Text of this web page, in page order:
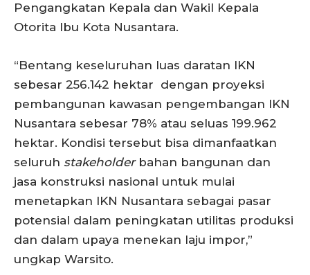
Pengangkatan Kepala dan Wakil Kepala
Otorita Ibu Kota Nusantara.
“Bentang keseluruhan luas daratan IKN
sebesar 256.142 hektar dengan proyeksi
pembangunan kawasan pengembangan IKN
Nusantara sebesar 78% atau seluas 199.962
hektar. Kondisi tersebut bisa dimanfaatkan
seluruh stakeholderbahan bangunan dan
jasa konstruksi nasional untuk mulai
menetapkan IKN Nusantara sebagai pasar
potensial dalam peningkatan utilitas produksi
dan dalam upaya menekan laju impor,”
ungkap Warsito.